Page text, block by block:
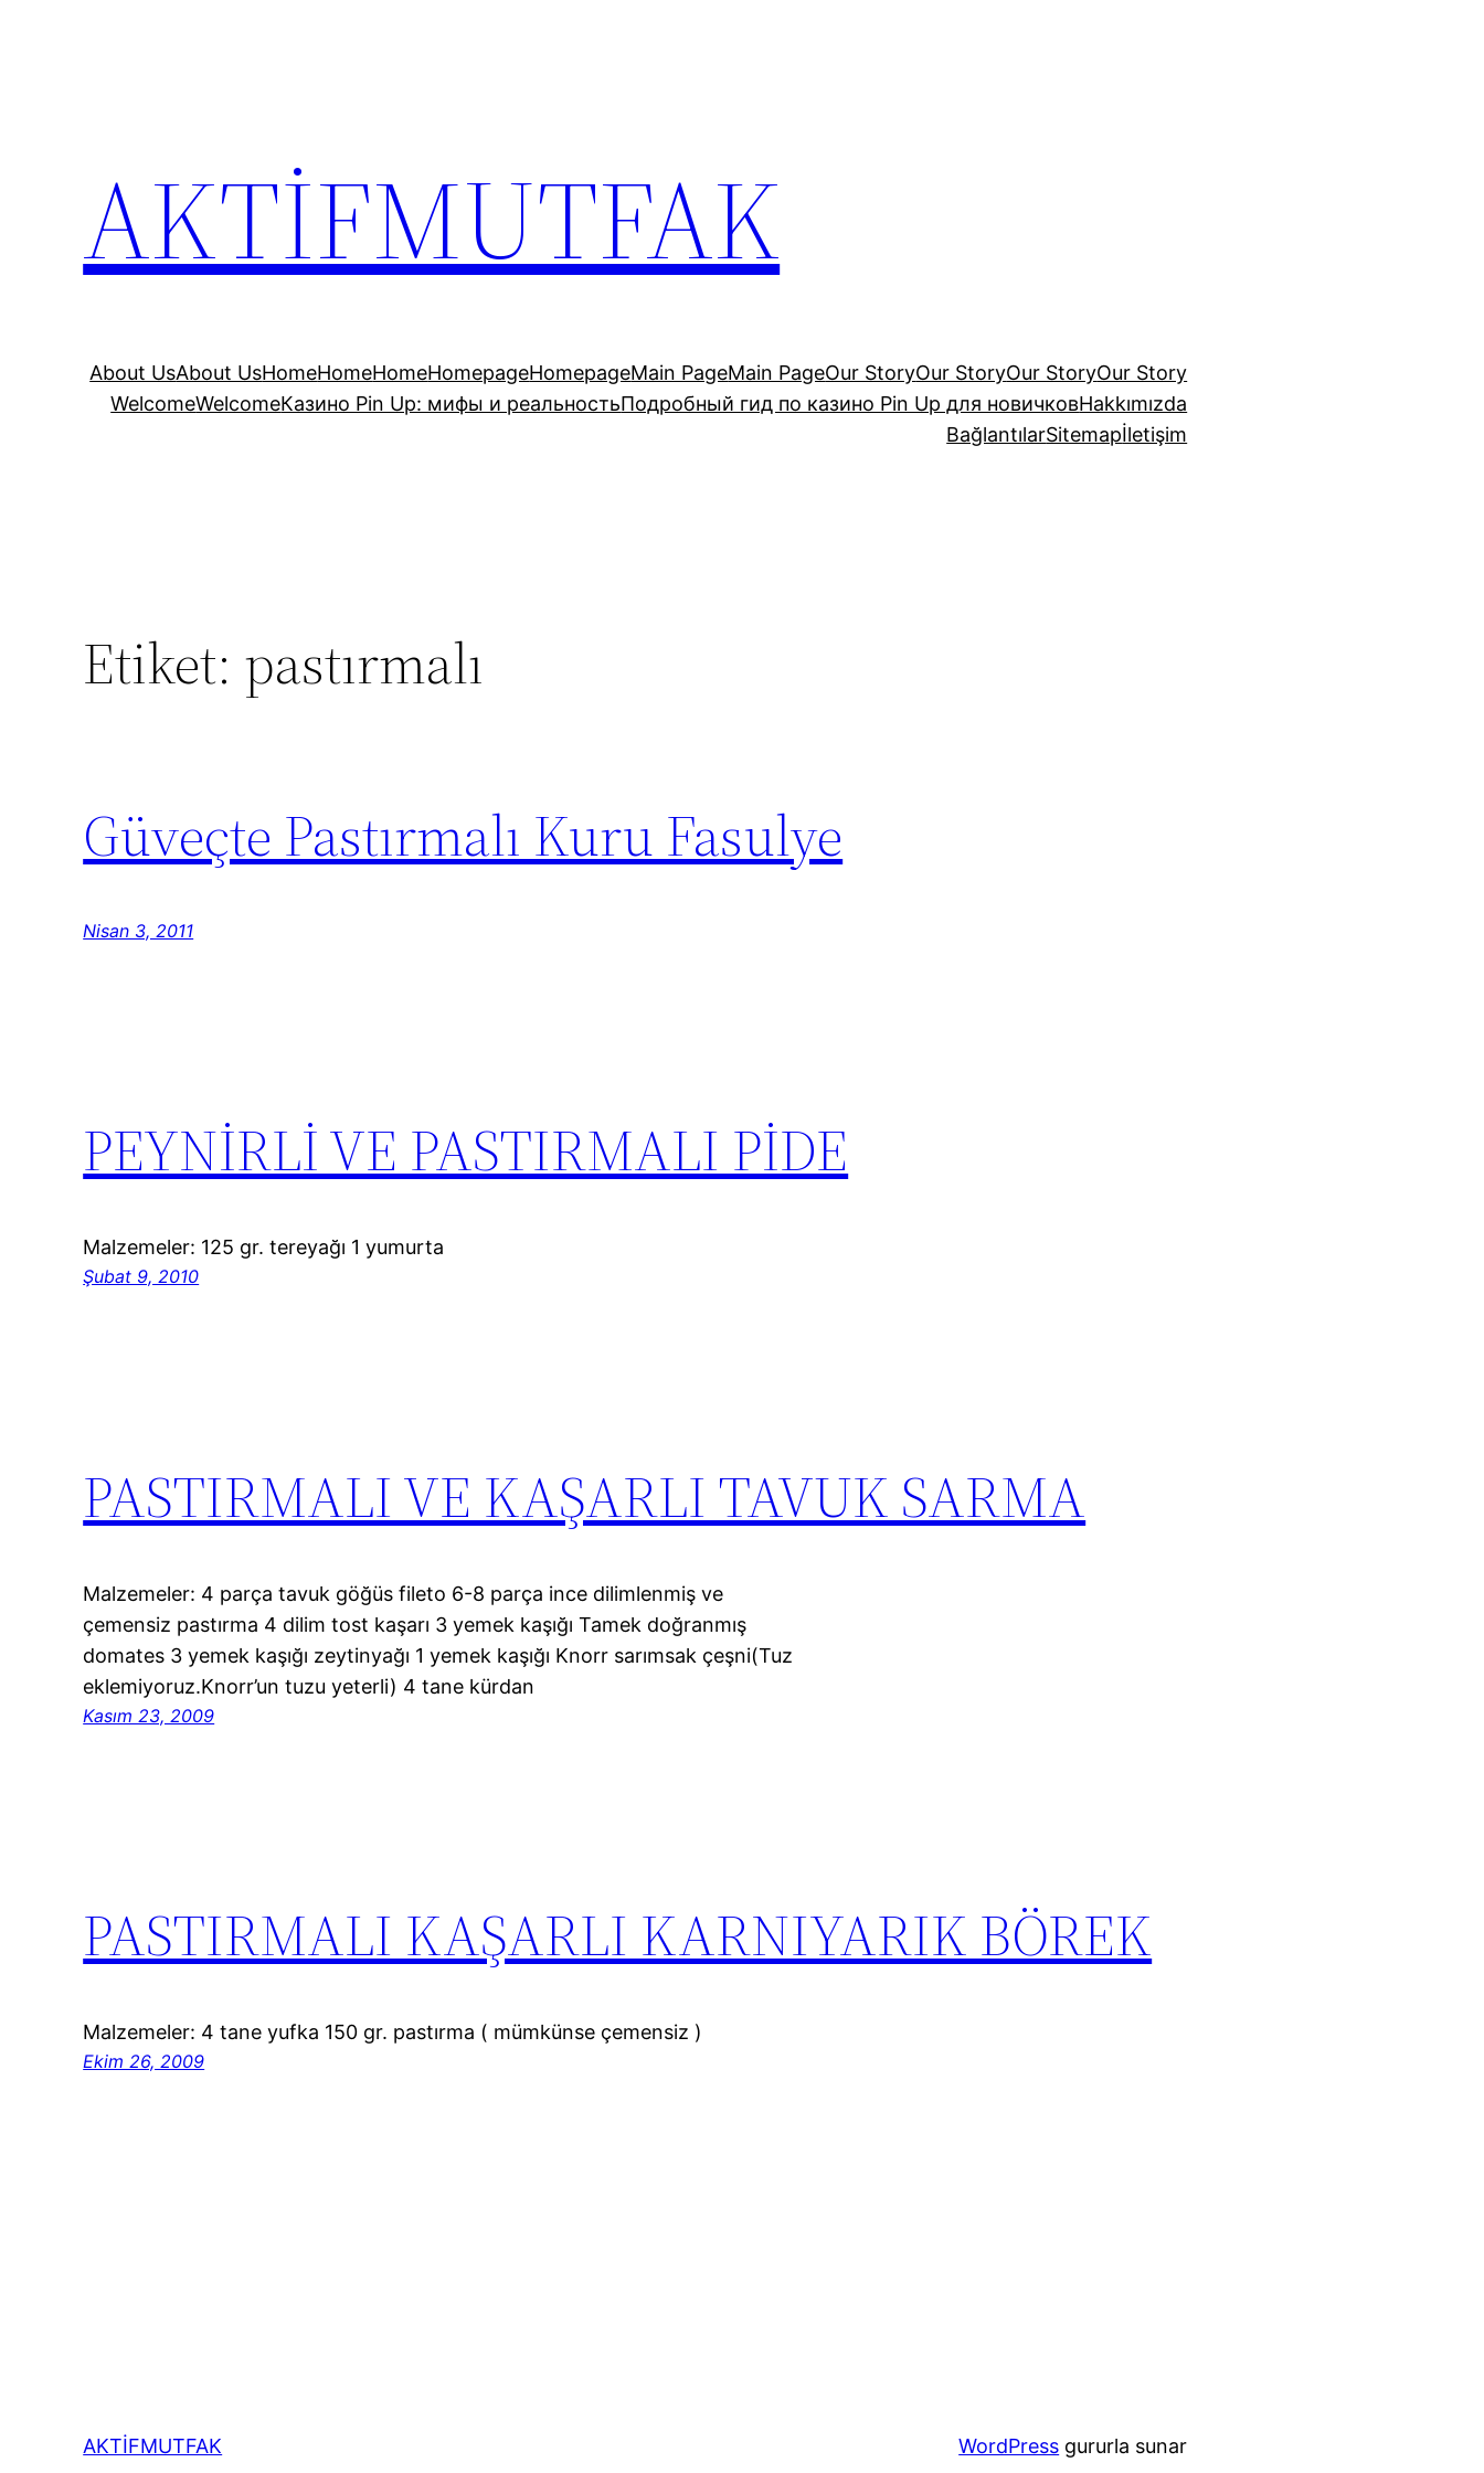
AKTİFMUTFAK
About UsAbout UsHomeHomeHomeHomepageHomepageMain PageMain PageOur StoryOur StoryOur StoryOur Story
WelcomeWelcomeКазино Pin Up: мифы и реальностьПодробный гид по казино Pin Up для новичковHakkımızda
BağlantılarSitemapİletişim
Etiket: pastırmalı
Güveçte Pastırmalı Kuru Fasulye
Nisan 3, 2011
PEYNİRLİ VE PASTIRMALI PİDE
Malzemeler: 125 gr. tereyağı 1 yumurta
Şubat 9, 2010
PASTIRMALI VE KAŞARLI TAVUK SARMA
Malzemeler: 4 parça tavuk göğüs fileto 6-8 parça ince dilimlenmiş ve
çemensiz pastırma 4 dilim tost kaşarı 3 yemek kaşığı Tamek doğranmış
domates 3 yemek kaşığı zeytinyağı 1 yemek kaşığı Knorr sarımsak çeşni(Tuz
eklemiyoruz.Knorr’un tuzu yeterli) 4 tane kürdan
Kasım 23, 2009
PASTIRMALI KAŞARLI KARNIYARIK BÖREK
Malzemeler: 4 tane yufka 150 gr. pastırma ( mümkünse çemensiz )
Ekim 26, 2009
AKTİFMUTFAK WordPress gururla sunar